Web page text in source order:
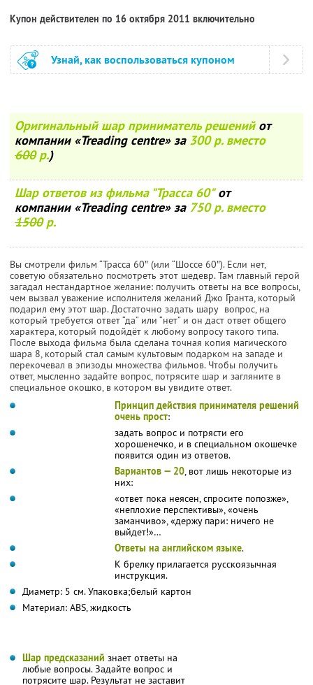
Купон действителен по 16 октября 2011 включительно
Узнай, как воспользоваться купоном
Оригинальный шар приниматель решений от
компании «Treading centre» за 300 р. вместо
600р.)
Шар ответов из фильма "Трасса 60"от
компании «Treading centre» за750 р. вместо
1500р.
Вы смотрели фильм “Трасса 60″ (или “Шоссе 60″). Если нет,
советую обязательно посмотреть этот шедевр. Там главный герой
загадал нестандартное желание: получить ответы на все вопросы,
чем вызвал уважение исполнителя желаний Джо Гранта, который
подарил ему этот шар. Достаточно задать шару вопрос, на
который требуется ответ “да” или “нет” и он даст ответ общего
характера, который подойдёт к любому вопросу такого типа.
После выхода фильма была сделана точная копия магического
шара 8, который стал самым культовым подарком на западе и
перекочевал в эпизоды множества фильмов. Чтобы получить
ответ, мысленно задайте вопрос, потрясите шар и загляните в
специальное окошко, в котором вы увидите ответ.
Принцип действия принимателя решений
очень прост:
задать вопрос и потрясти его
хорошенечко, и в специальном окошечке
появится один из ответов.
Вариантов — 20, вот лишь некоторые из
них:
«ответ пока неясен, спросите попозже»,
«неплохие перспективы», «очень
заманчиво», «держу пари: ничего не
выйдет!»…
Ответы на английском языке.
К брелку прилагается русскоязычная
инструкция.
Диаметр: 5 см. Упаковка;белый картон
Материал: ABS, жидкость
Шар предсказаний знает ответы на
любые вопросы. Задайте вопрос и
потрясите шар. Результат не заставит